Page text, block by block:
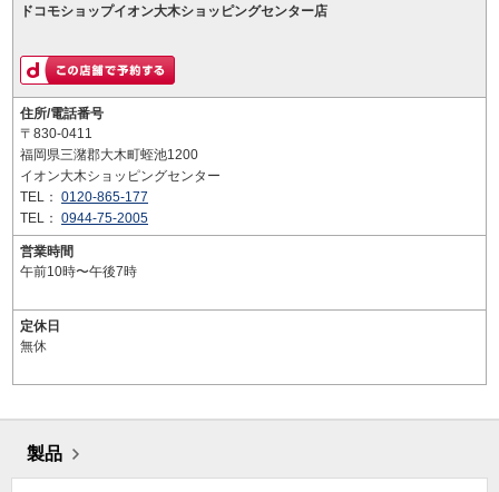
ドコモショップイオン大木ショッピングセンター店
住所/電話番号
〒830-0411
福岡県三潴郡大木町蛭池1200
イオン大木ショッピングセンター
TEL： 0120-865-177
TEL： 0944-75-2005
営業時間
午前10時〜午後7時
定休日
無休
製品